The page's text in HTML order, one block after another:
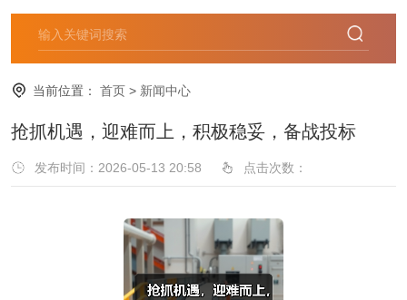
当前位置： 首页 > 新闻中心
抢抓机遇，迎难而上，积极稳妥，备战投标
发布时间：2026-05-13 20:58 点击次数：